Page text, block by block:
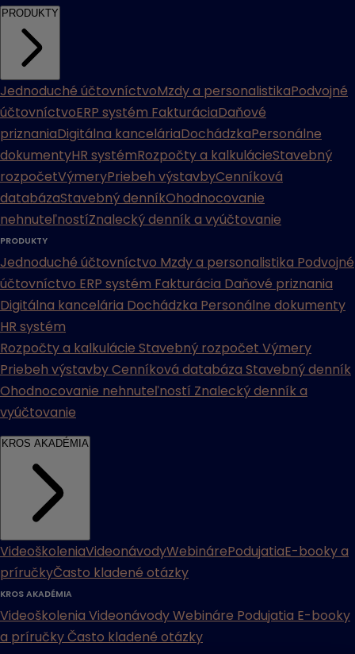
PRODUKTY
Jednoduché účtovníctvoMzdy a personalistikaPodvojné
účtovníctvoERP systém FakturáciaDaňové
priznaniaDigitálna kanceláriaDochádzkaPersonálne
dokumentyHR systémRozpočty a kalkulácieStavebný
rozpočetVýmeryPriebeh výstavbyCenníková
databázaStavebný denníkOhodnocovanie
nehnuteľnostíZnalecký denník a vyúčtovanie
PRODUKTY
Jednoduché účtovníctvo Mzdy a personalistika Podvojné
účtovníctvo ERP systém Fakturácia Daňové priznania
Digitálna kancelária Dochádzka Personálne dokumenty
HR systém
Rozpočty a kalkulácie Stavebný rozpočet Výmery
Priebeh výstavbyCenníková databáza Stavebný denník
Ohodnocovanie nehnuteľností Znalecký denník a
vyúčtovanie
KROS AKADÉMIA
VideoškoleniaVideonávodyWebinárePodujatiaE-booky a
príručkyČasto kladené otázky
KROS AKADÉMIA
Videoškolenia VideonávodyWebináre Podujatia E-booky
a príručkyČasto kladené otázky